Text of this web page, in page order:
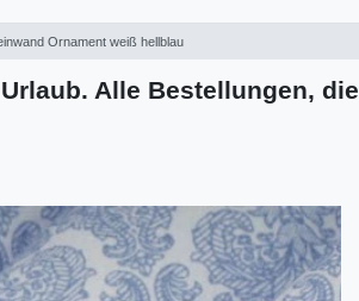
Ornament weiß hellblau
Alle Bestellungen,